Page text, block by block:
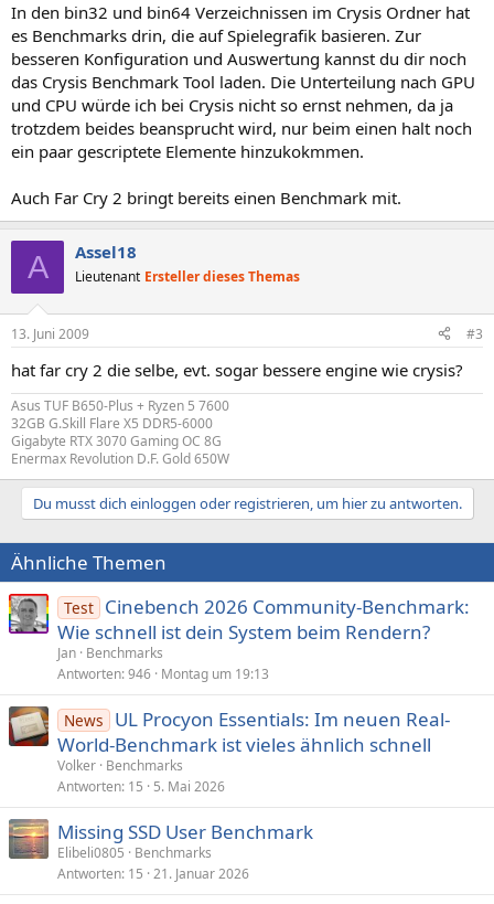
In den bin32 und bin64 Verzeichnissen im Crysis Ordner hat
es Benchmarks drin, die auf Spielegrafik basieren. Zur
besseren Konfiguration und Auswertung kannst du dir noch
das Crysis Benchmark Tool laden. Die Unterteilung nach GPU
und CPU würde ich bei Crysis nicht so ernst nehmen, da ja
trotzdem beides beansprucht wird, nur beim einen halt noch
ein paar gescriptete Elemente hinzukokmmen.
Auch Far Cry 2 bringt bereits einen Benchmark mit.
A Assel18
Lieutenant Ersteller dieses Themas
13. Juni 2009 #3
hat far cry 2 die selbe, evt. sogar bessere engine wie crysis?
Asus TUF B650-Plus + Ryzen 5 7600
32GB G.Skill Flare X5 DDR5-6000
Gigabyte RTX 3070 Gaming OC 8G
Enermax Revolution D.F. Gold 650W
Du musst dich einloggen oder registrieren, um hier zu antworten.
Ähnliche Themen
Test Cinebench 2026 Community-Benchmark:
Wie schnell ist dein System beim Rendern?
Jan Benchmarks
Antworten 946 Montag um 19:13
News
UL Procyon Essentials: Im neuen Real-
World-Benchmark ist vieles ähnlich schnell
Volker Benchmarks
Antworten 15 5. Mai 2026
Missing SSD User Benchmark
Elibeli0805
Benchmarks
Antworten 15 21. Januar 2026